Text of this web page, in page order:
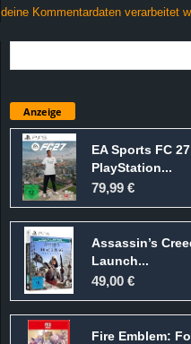
deine Kommentardaten verarbeitet
Anzeige
EA Sports FC
PlayStation...
79,99 €
Assassin’s
Launch...
49,00 €
Fire Emblem: